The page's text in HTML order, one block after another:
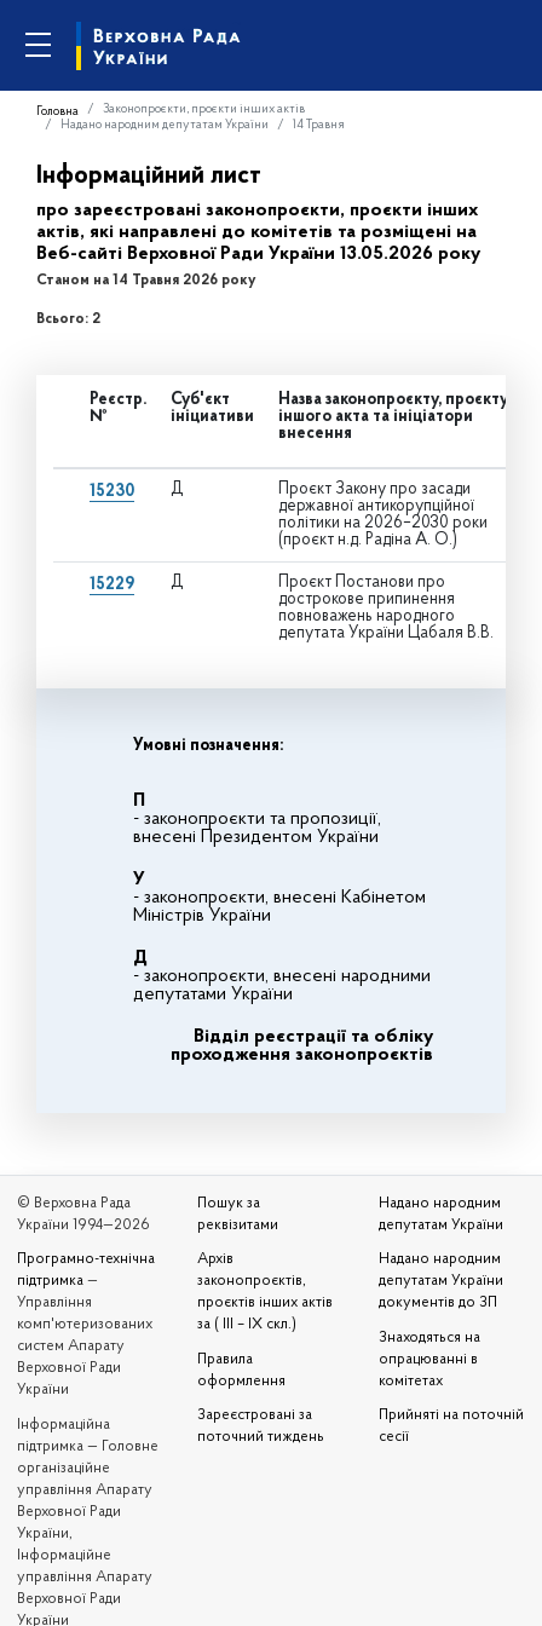
Головна
Законопроєкти, проєкти інших актів
Надано народним депутатам України
14 Травня
Інформаційний лист
про зареєстровані законопроєкти, проєкти інших
актів, які направлені до комітетів та розміщені на
Веб-сайті Верховної Ради України 13.05.2026 року
Станом на 14 Травня 2026 року
Всього: 2
Реєстр.
№
Суб'єкт
ініциативи
Назва законопроєкту, проєкту
іншого акта та ініціатори
внесення
15230 Д
Проєкт Закону про засади
державної антикорупційної
політики на 2026–2030 роки
(проєкт н.д. Радіна А. О.)
15229 Д
Проєкт Постанови про
дострокове припинення
повноважень народного
депутата України Цабаля В.В.
Умовні позначення:
П
- законопроєкти та пропозиції,
внесені Президентом України
У
- законопроєкти, внесені Кабінетом
Міністрів України
Д
- законопроєкти, внесені народними
депутатами України
Відділ реєстрації та обліку
проходження законопроєктів
© Верховна Рада
України 1994—2026
Програмно-технічна
підтримка —
Управління
комп'ютеризованих
систем Апарату
Верховної Ради
України
Iнформаційна
підтримка — Головне
організаційне
управління Апарату
Верховної Ради
України,
Інформаційне
управління Апарату
Верховної Ради
України
Пошук за
реквізитами
Архів
законопроєктів,
проєктів інших актів
за ( III – IX скл.)
Правила
оформлення
Зареєстровані за
поточний тиждень
Надано народним
депутатам України
Надано народним
депутатам України
документів до ЗП
Знаходяться на
опрацюванні в
комітетах
Прийняті на поточній
сесії